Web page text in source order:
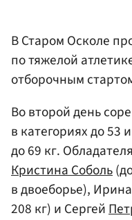
В Старом Осколе
по тяжелой
отборочным
Во второй день
в категориях до 53
до 69 кг.
Кристина Соболь
в двоеборье), Ирина
208 кг) и Сергей